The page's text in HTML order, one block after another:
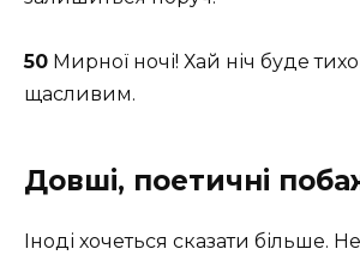
50 Мирної ночі! Хай ніч буде
щасливим.
Довші, поетичні
Іноді хочеться сказати більше.